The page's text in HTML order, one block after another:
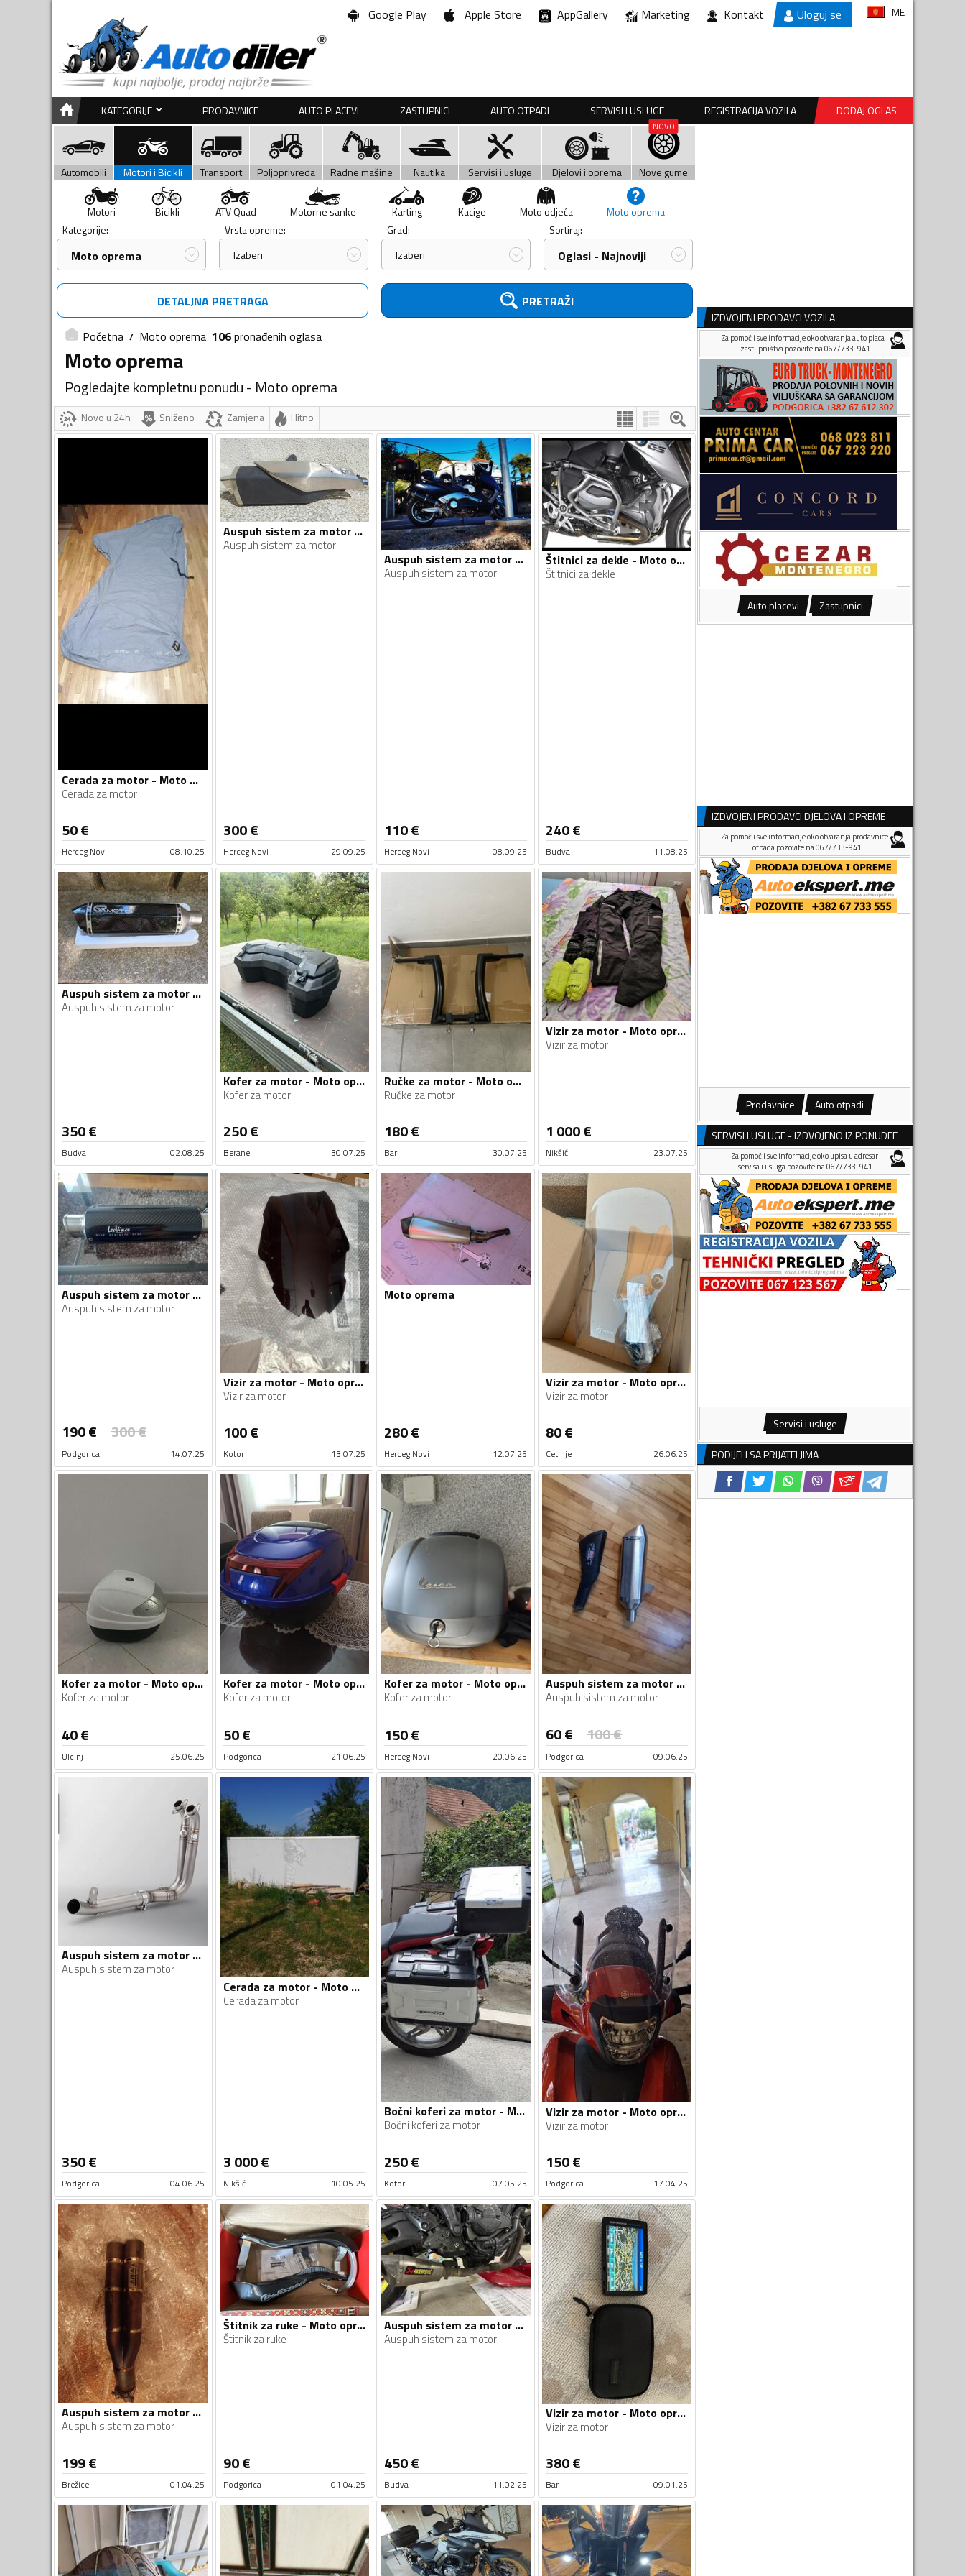
Google Play Apple Store AppGallery Marketing Kontakt Uloguj se ME
KATEGORIJE PRODAVNICE AUTO PLACEVI ZASTUPNICI AUTO OTPADI SERVISI I USLUGE REGISTRACIJA VOZILA DODAJ OGLAS
Automobili Motori i Bicikli Transport Poljoprivreda Radne mašine Nautika Servisi i usluge Djelovi i oprema Nove gume
Motori Bicikli ATV Quad Motorne sanke Karting Kacige Moto odjeća
Moto oprema
Kategorije:
Moto oprema
Vrsta opreme:
Izaberi
Grad:
Izaberi
Sortiraj:
Oglasi - Najnoviji
DETALJNA PRETRAGA PRETRAŽI
Početna Moto oprema 106pronađenih oglasa
Moto oprema
Pogledajte kompletnu ponudu - Moto oprema
Novo u 24h Sniženo Zamjena Hitno
Cerada za motor - Moto oprema
Cerada za motor
50€
Herceg Novi 08.10.25
Auspuh sistem za motor - Moto oprema
Auspuh sistem za motor
300€
Herceg Novi 29.09.25
Auspuh sistem za motor - Moto oprema
Auspuh sistem za motor
110€
Herceg Novi 08.09.25
Štitnici za dekle - Moto oprema
Štitnici za dekle
240€
Budva 11.08.25
Auspuh sistem za motor - Moto oprema
Auspuh sistem za motor
350€
Budva 02.08.25
Kofer za motor - Moto oprema
Kofer za motor
250€
Berane 30.07.25
Ručke za motor - Moto oprema
Ručke za motor
180€
Bar 30.07.25
Vizir za motor - Moto oprema
Vizir za motor
1 000€
Nikšić 23.07.25
Auspuh sistem za motor - Moto oprema
Auspuh sistem za motor
190€ 300€
Podgorica 14.07.25
Vizir za motor - Moto oprema
Vizir za motor
100€
Kotor 13.07.25
Moto oprema
280€
Herceg Novi 12.07.25
Vizir za motor - Moto oprema
Vizir za motor
80€
Cetinje 26.06.25
Kofer za motor - Moto oprema
Kofer za motor
40€
Ulcinj 25.06.25
Kofer za motor - Moto oprema
Kofer za motor
50€
Podgorica 21.06.25
Kofer za motor - Moto oprema
Kofer za motor
150€
Herceg Novi 20.06.25
Auspuh sistem za motor - Moto oprema
Auspuh sistem za motor
60€ 100€
Podgorica 09.06.25
Auspuh sistem za motor - Moto oprema
Auspuh sistem za motor
350€
Podgorica 04.06.25
Cerada za motor - Moto oprema
Cerada za motor
3 000€
Nikšić 10.05.25
Bočni koferi za motor - Moto oprema
Bočni koferi za motor
250€
Kotor 07.05.25
Vizir za motor - Moto oprema
Vizir za motor
150€
Podgorica 17.04.25
Auspuh sistem za motor - Moto oprema
Auspuh sistem za motor
199€
Brežice 01.04.25
Štitnik za ruke - Moto oprema
Štitnik za ruke
90€
Podgorica 01.04.25
Auspuh sistem za motor - Moto oprema
Auspuh sistem za motor
450€
Budva 11.02.25
Vizir za motor - Moto oprema
Vizir za motor
380€
Bar 09.01.25
IZDVOJENI PRODAVCI VOZILA
Za pomoć i sve informacije oko otvaranja auto placa i
zastupništva pozovite na 067/733-941
Auto placevi Zastupnici
IZDVOJENI PRODAVCI DJELOVA I OPREME
Za pomoć i sve informacije oko otvaranja prodavnice
i otpada pozovite na 067/733-941
Prodavnice Auto otpadi
SERVISI I USLUGE - IZDVOJENO IZ PONUDEE
Za pomoć i sve informacije oko upisa u adresar
servisa i usluga pozovite na 067/733-941
Servisi i usluge
PODIJELI SA PRIJATELJIMA